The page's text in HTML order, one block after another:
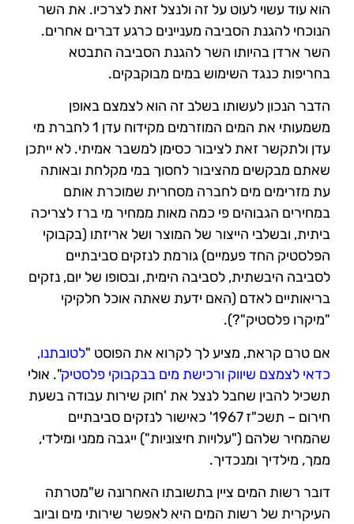
הוא עוד עשוי לעוט על זה ולנצל זאת לצרכיו. את השר
הנוכחי להגנת הסביבה מעניינים כרגע דברים אחרים.
השר ארדן בהיותו השר להגנת הסביבה התבטא
בחריפות כנגד השימוש במים מבוקבקים.
הדבר הנכון לעשותו בשלב זה הוא לצמצם באופן
משמעותי את המים המוזרמים מקידוח עדן 1 לחברת מי
עדן ולתקשר זאת לציבור כסימן למשבר אמיתי. לא ייתכן
שאתם מבקשים מהציבור לחסוך במי מקלחת ובאותה
עת מזרימים מים לחברה מסחרית שמוכרת אותם
במחירים הגבוהים פי כמה מאות ממחיר מי ברז לצריכה
ביתית, ובשלבי הייצור של המוצר ושל אריזתו (בקבוקי
הפלסטיק החד פעמיים) גורמת לנזקים סביבתיים
לסביבה היבשתית, לסביבה הימית, ובסופו של יום, נזקים
בריאותיים לאדם (האם ידעת שאתה אוכל חלקיקי
"מיקרו פלסטיק"?).
אם טרם קראת, מציע לך לקרוא את הפוסט "לטובתנו,
כדאי לצמצם שיווק ורכישת מים בבקבוקי פלסטיק". אולי
תשכיל להבין שחבל לנצל את 'חוק שירות עבודה בשעת
חירום – תשכ"ז 1967' כאישור לנזקים סביבתיים
שהמחיר שלהם ("עלויות חיצוניות") ייגבה ממני ומילדי,
ממך, מילדיך ומנכדיך.
דובר רשות המים ציין בתשובתו האחרונה ש"מטרתה
העיקרית של רשות המים היא לאפשר שירותי מים וביוב